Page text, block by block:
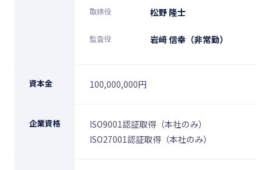
取締役 松野 隆士
監査役 岩﨑 信幸（非常勤）
資本金 100,000,000円
企業資格
ISO9001認証取得（本社のみ）
ISO27001認証取得（本社のみ）